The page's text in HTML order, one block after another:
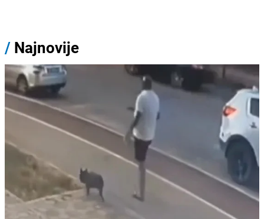
/ Najnovije